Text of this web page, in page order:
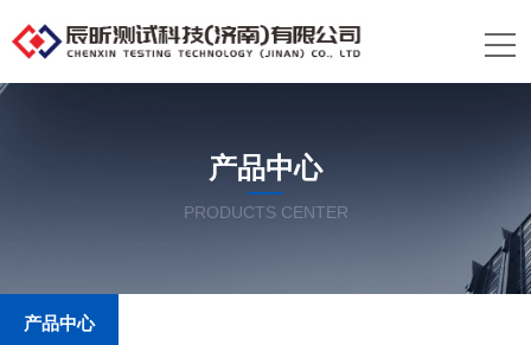
产品中心
PRODUCTS CENTER
产品中心